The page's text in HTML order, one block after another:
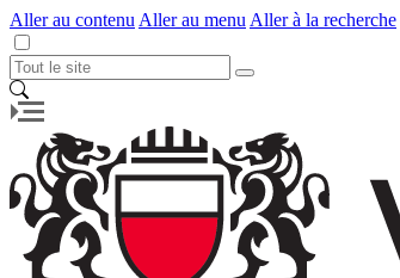
Aller au contenu Aller au menu Aller à la recherche